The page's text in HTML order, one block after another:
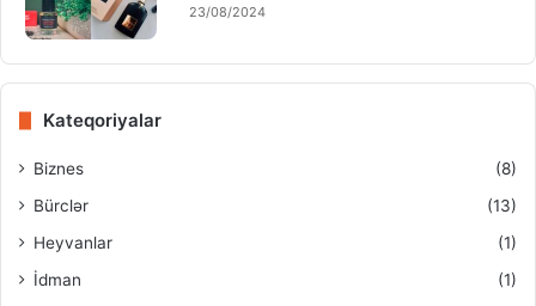
23/08/2024
Kateqoriyalar
Biznes
(8)
Bürclər
(13)
Heyvanlar
(1)
İdman
(1)